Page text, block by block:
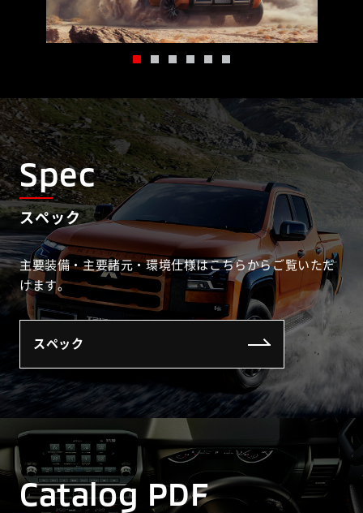
Spec
スペック
主要装備・主要諸元・環境仕様はこちらからご覧いただ
けます。
スペック
Catalog PDF